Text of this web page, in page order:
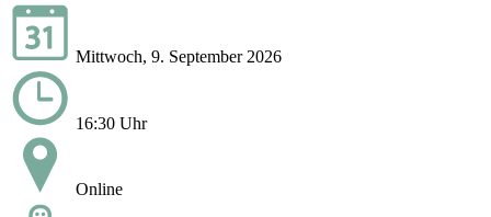
Mittwoch, 9. September 2026
16:30 Uhr
Online